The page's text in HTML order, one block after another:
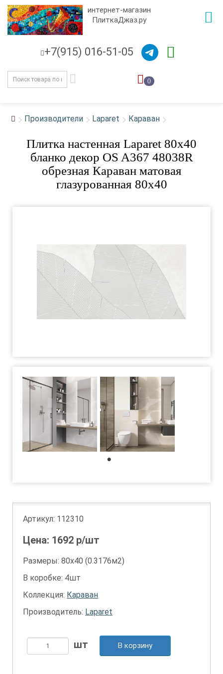
интернет-магазин
ПлиткаДжаз.ру
+7(915) 016-51-05
0
Производители Laparet Караван
Плитка настенная Laparet 80x40
бланко декор OS A367 48038R
обрезная Караван матовая
глазурованная 80x40
Артикул: 112310
Цена: 1692 р/шт
Размеры: 80х40 (0.3176м2)
В коробке: 4шт
Коллекция: Караван
Производитель: Laparet
В корзину